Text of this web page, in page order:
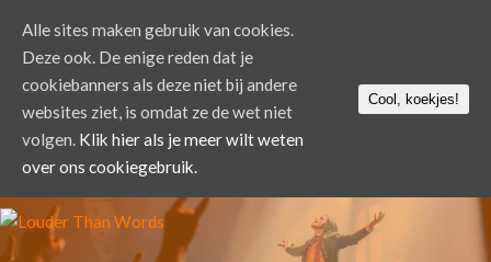
Alle sites maken gebruik van cookies.
Deze ook. De enige reden dat je
cookiebanners als deze niet bij andere
websites ziet, is omdat ze de wet niet
volgen. Klik hier als je meer wilt weten
over ons cookiegebruik.
Cool, koekjes!